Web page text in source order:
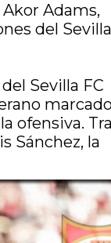
Adams,
del Sevilla
Sevilla FC
ofensiva.
Sánchez, la